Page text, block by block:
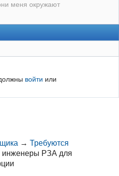
меня окружают
войти или
→Требуются
инженеры РЗА для